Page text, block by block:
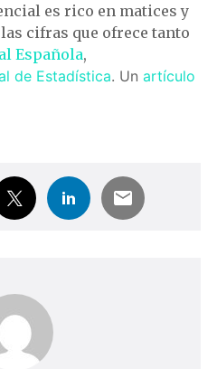
es rico en matices y
cifras que ofrece tanto
Española,
de Estadística. Un artículo